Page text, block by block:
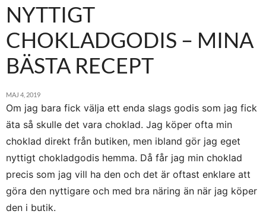
NYTTIGT
CHOKLADGODIS – MINA
BÄSTA RECEPT
MAJ 4, 2019
Om jag bara fick välja ett enda slags godis som jag fick
äta så skulle det vara choklad. Jag köper ofta min
choklad direkt från butiken, men ibland gör jag eget
nyttigt chokladgodis hemma. Då får jag min choklad
precis som jag vill ha den och det är oftast enklare att
göra den nyttigare och med bra näring än när jag köper
den i butik.